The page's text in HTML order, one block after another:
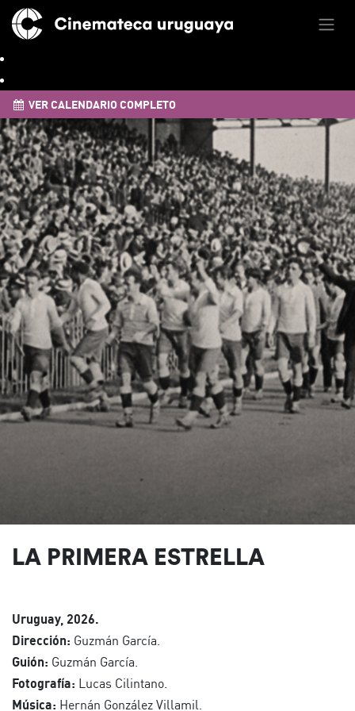
VER CALENDARIO COMPLETO
LA PRIMERA ESTRELLA
Uruguay, 2026.
Dirección: Guzmán García.
Guión: Guzmán García.
Fotografía: Lucas Cilintano.
Música: Hernán González Villamil.